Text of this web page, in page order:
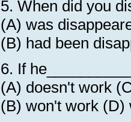
5. When did you
(A) was
(B) had been
6. If
(A) doesn't work
(B) won't work (D)